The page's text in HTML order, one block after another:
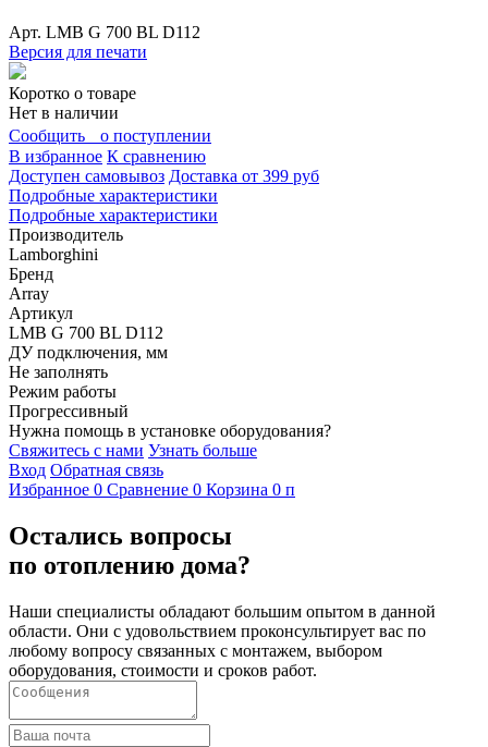
Арт. LMB G 700 BL D112
Версия для печати
Коротко о товаре
Нет в наличии
Сообщить о поступлении
В избранное К сравнению
Доступен самовывоз Доставка от 399 руб
Подробные характеристики
Подробные характеристики
Производитель
Lamborghini
Бренд
Array
Артикул
LMB G 700 BL D112
ДУ подключения, мм
Не заполнять
Режим работы
Прогрессивный
Нужна помощь в установке оборудования?
Свяжитесь с нами Узнать больше
Вход Обратная связь
Избранное 0 Сравнение 0 Корзина 0 п
Остались вопросы
по отоплению дома?
Наши специалисты обладают большим опытом в данной
области. Они с удовольствием проконсультирует вас по
любому вопросу связанных с монтажем, выбором
оборудования, стоимости и сроков работ.